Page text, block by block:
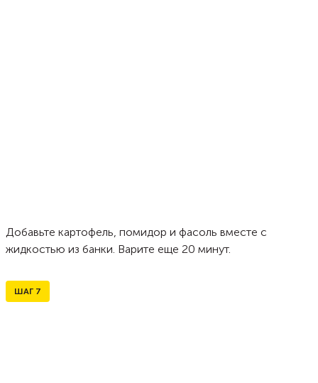
Добавьте картофель, помидор и фасоль вместе с
жидкостью из банки. Варите еще 20 минут.
ШАГ 7